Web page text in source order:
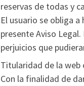
reservas de todas y
El usuario se obliga
presente Aviso Legal.
perjuicios que
Titularidad de la web
Con la finalidad de